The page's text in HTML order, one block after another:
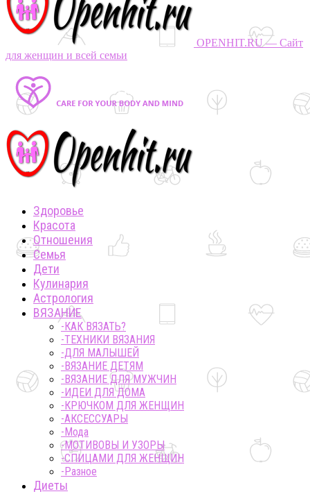
OPENHIT.RU — Сайт
для женщин и всей семьи
Здоровье
Красота
Отношения
Семья
Дети
Кулинария
Астрология
ВЯЗАНИЕ
-КАК ВЯЗАТЬ?
-ТЕХНИКИ ВЯЗАНИЯ
-ДЛЯ МАЛЫШЕЙ
-ВЯЗАНИЕ ДЕТЯМ
-ВЯЗАНИЕ ДЛЯ МУЖЧИН
-ИДЕИ ДЛЯ ДОМА
-КРЮЧКОМ ДЛЯ ЖЕНЩИН
-AКСЕССУАРЫ
-Мода
-МОТИВОВЫ И УЗОРЫ
-СПИЦАМИ ДЛЯ ЖЕНЩИН
-Разное
Диеты